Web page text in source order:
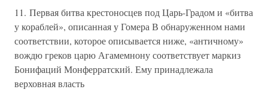
11. Первая битва крестоносцев под Царь-Градом и «битва
у кораблей», описанная у Гомера В обнаруженном нами
соответствии, которое описывается ниже, «античному»
вождю греков царю Агамемнону соответствует маркиз
Бонифаций Монферратский. Ему принадлежала
верховная власть